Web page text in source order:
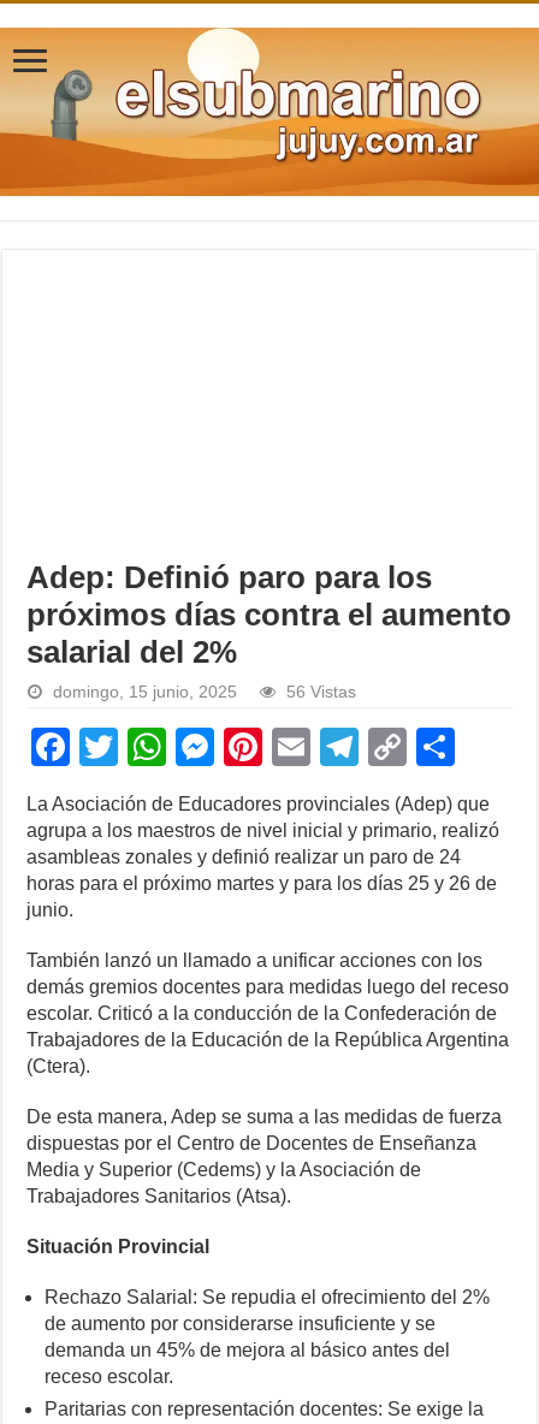
Adep: Definió paro para los
próximos días contra el aumento
salarial del 2%
domingo, 15 junio, 2025 56 Vistas
F
c
e
b
o
k
T
wi
tt
er
W
h
at
s
A
p
M
ss
e
n
er
Pi
er
e
st
E
m
ail
T
el
e
gr
a
C
o
p
y
Li
k
ar
e
La Asociación de Educadores provinciales (Adep) que
agrupa a los maestros de nivel inicial y primario, realizó
asambleas zonales y definió realizar un paro de 24
horas para el próximo martes y para los días 25 y 26 de
junio.
También lanzó un llamado a unificar acciones con los
demás gremios docentes para medidas luego del receso
escolar. Criticó a la conducción de la Confederación de
Trabajadores de la Educación de la República Argentina
(Ctera).
De esta manera, Adep se suma a las medidas de fuerza
dispuestas por el Centro de Docentes de Enseñanza
Media y Superior (Cedems) y la Asociación de
Trabajadores Sanitarios (Atsa).
Situación Provincial
Rechazo Salarial: Se repudia el ofrecimiento del 2%
de aumento por considerarse insuficiente y se
demanda un 45% de mejora al básico antes del
receso escolar.
Paritarias con representación docentes: Se exige la